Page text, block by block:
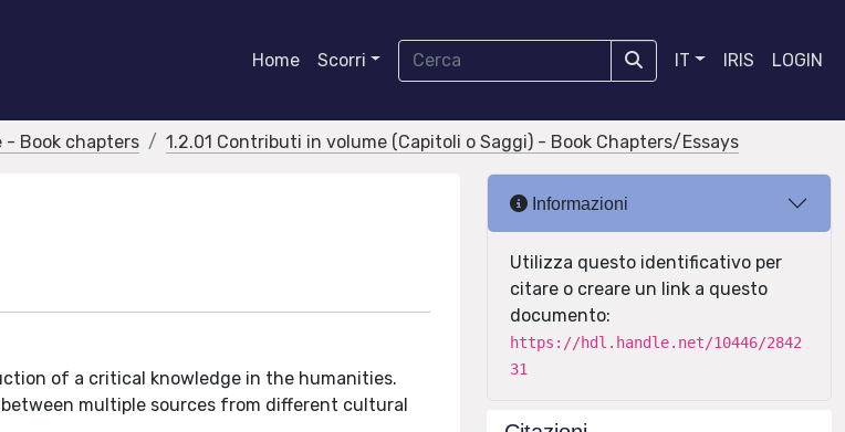
Home Scorri IT IRIS LOGIN
- Book chapters 1.2.01 Contributi in volume (Capitoli o Saggi) - Book Chapters/Essays
of a critical knowledge in the humanities.
multiple sources from different cultural
Informazioni
Utilizza questo identificativo per
citare o creare un link a questo
documento:
https://hdl.handle.net/10446/2842
31